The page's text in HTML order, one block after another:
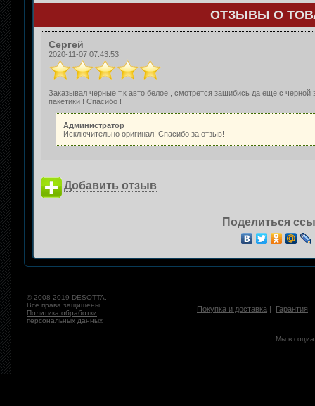
ОТЗЫВЫ О
Сергей
2020-11-07 07:43:53
Заказывал черные т.к авто белое , смотрется зашибись да еще с
пакетики ! Спасибо !
Администратор
Исключительно оригинал! Спасибо за отзыв!
Добавить отзыв
Поделиться
© 2008-2019 DESOTTA.
Все права защищены.
Политика обработки
персональных данных
Покупка и доставка | Гарантия
Мы в